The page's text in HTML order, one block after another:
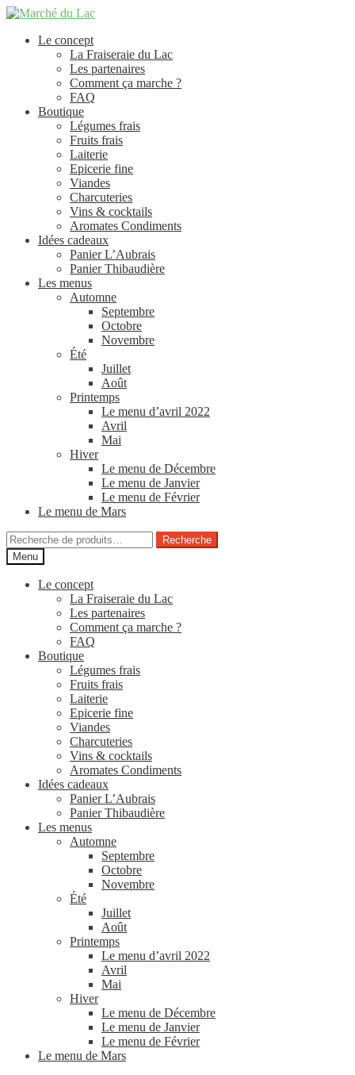
Aller
navigation
Aller
contenuLe concept
La Fraiseraie du Lac
Les partenaires
Comment ça marche ?
FAQ
Boutique
Légumes frais
Fruits frais
Laiterie
Epicerie fine
Viandes
Charcuteries
Vins & cocktails
Aromates Condiments
Idées cadeaux
Panier L’Aubrais
Panier Thibaudière
Les menus
Automne
Septembre
Octobre
Novembre
Été
Juillet
Août
Printemps
Le menu d’avril 2022
Avril
Mai
Hiver
Le menu de Décembre
Le menu de Janvier
Le menu de Février
Le menu de Mars
Recherche
pour :
Recherche
Menu
Le concept
La Fraiseraie du Lac
Les partenaires
Comment ça marche ?
FAQ
Boutique
Légumes frais
Fruits frais
Laiterie
Epicerie fine
Viandes
Charcuteries
Vins & cocktails
Aromates Condiments
Idées cadeaux
Panier L’Aubrais
Panier Thibaudière
Les menus
Automne
Septembre
Octobre
Novembre
Été
Juillet
Août
Printemps
Le menu d’avril 2022
Avril
Mai
Hiver
Le menu de Décembre
Le menu de Janvier
Le menu de Février
Le menu de Mars